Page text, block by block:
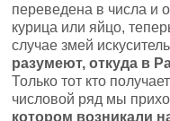
переведена в числа и
курица или яйцо,
случае змей
разумеют, откуда в
Только тот кто
числовой ряд мы
котором возникали